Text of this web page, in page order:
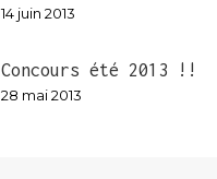
14 juin 2013
Concours été 2013 !!
28 mai 2013